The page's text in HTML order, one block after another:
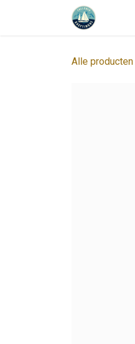
Overslaan naar inhoud
Alle producten